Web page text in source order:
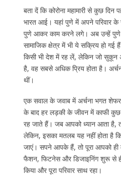
बता दें कि कोरोना महामारी से कुछ
भारत आई। यहां पुणे में अपने परिवार के
पुणे आकर काम करने लगे। अब उन्हें पुणे
सामाजिक क्षेत्र में भी ये सक्रिय हो
किसी भी देश में रह लें, लेकिन जो सुकून
है, वह सबसे अधिक प्रिय होता है।
थीं।
एक सवाल के जवाब में अर्चना भगत
के बाद हर लड़की के जीवन में काफी
रह जाते हैं। जब आपको ध्यान आता है,
लेकिन, इसका मतलब यह नहीं होता है
जाएं। सपने आपके हैं, तो पूरा आपको ही
फैशन, फिटनेस और डिजाइनिंग शुरू से
किया और पूरा परिवार साथ रहा।